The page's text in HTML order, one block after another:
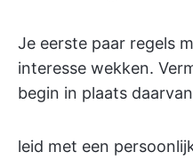
Je eerste paar regels
interesse wekken.
begin in plaats
leid met een